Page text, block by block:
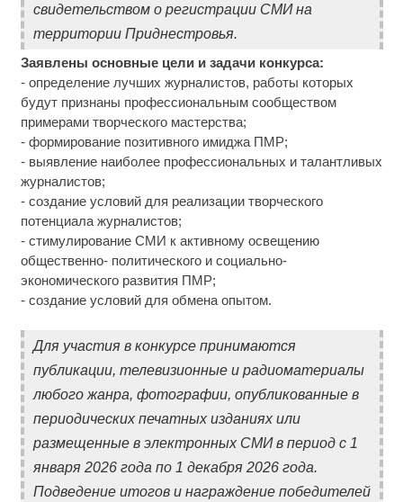
свидетельством о регистрации СМИ на
территории Приднестровья.
Заявлены основные цели и задачи конкурса:
- определение лучших журналистов, работы которых
будут признаны профессиональным сообществом
примерами творческого мастерства;
- формирование позитивного имиджа ПМР;
- выявление наиболее профессиональных и талантливых
журналистов;
- создание условий для реализации творческого
потенциала журналистов;
- стимулирование СМИ к активному освещению
общественно- политического и социально-
экономического развития ПМР;
- создание условий для обмена опытом.
Для участия в конкурсе принимаются
публикации, телевизионные и радиоматериалы
любого жанра, фотографии, опубликованные в
периодических печатных изданиях или
размещенные в электронных СМИ в период с 1
января 2026 года по 1 декабря 2026 года.
Подведение итогов и награждение победителей